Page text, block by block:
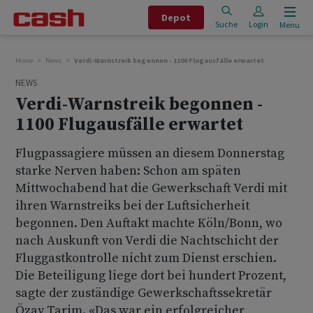
Depot
Suche Login Menu
Home News Verdi-Warnstreik begonnen - 1100 Flugausfälle erwartet
NEWS
Verdi-Warnstreik begonnen -
1100 Flugausfälle erwartet
Flugpassagiere müssen an diesem Donnerstag
starke Nerven haben: Schon am späten
Mittwochabend hat die Gewerkschaft Verdi mit
ihren Warnstreiks bei der Luftsicherheit
begonnen. Den Auftakt machte Köln/Bonn, wo
nach Auskunft von Verdi die Nachtschicht der
Fluggastkontrolle nicht zum Dienst erschien.
Die Beteiligung liege dort bei hundert Prozent,
sagte der zuständige Gewerkschaftssekretär